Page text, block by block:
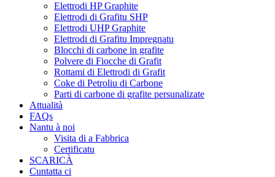
Elettrodi HP Graphite
Elettrodi di Grafitu SHP
Elettrodi UHP Graphite
Elettrodi di Grafitu Impregnatu
Blocchi di carbone in grafite
Polvere di Fiocche di Grafit
Rottami di Elettrodi di Grafit
Coke di Petroliu di Carbone
Parti di carbone di grafite persunalizate
Attualità
FAQs
Nantu à noi
Visita di a Fabbrica
Certificatu
SCARICÀ
Cuntatta ci